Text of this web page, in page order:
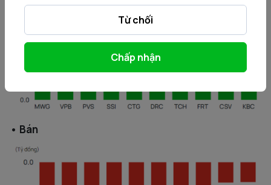
• Bán
Từ chối
Chấp nhận